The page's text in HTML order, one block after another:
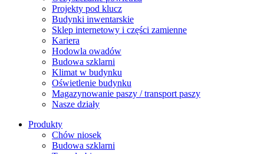
Projekty pod klucz
Budynki inwentarskie
Sklep internetowy i części zamienne
Kariera
Hodowla owadów
Budowa szklarni
Klimat w budynku
Oświetlenie budynku
Magazynowanie paszy / transport paszy
Nasze działy
Produkty
Chów niosek
Budowa szklarni